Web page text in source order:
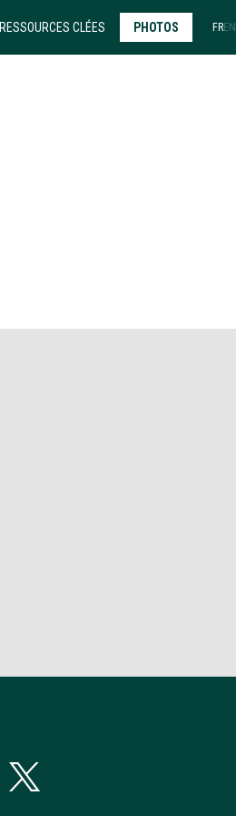
RESSOURCES CLÉES PHOTOS FREN